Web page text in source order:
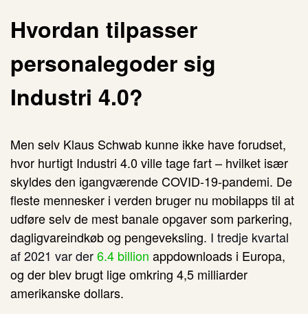
Hvordan tilpasser
personalegoder sig
Industri 4.0?
Men selv Klaus Schwab kunne ikke have forudset,
hvor hurtigt Industri 4.0 ville tage fart – hvilket især
skyldes den igangværende COVID-19-pandemi. De
fleste mennesker i verden bruger nu mobilapps til at
udføre selv de mest banale opgaver som parkering,
dagligvareindkøb og pengeveksling. I tredje kvartal
af 2021 var der6.4 billion appdownloads i Europa,
og der blev brugt lige omkring 4,5 milliarder
amerikanske dollars.